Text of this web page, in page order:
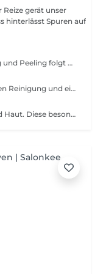
gerät unser
Spuren auf
Nach einer hauttypgerechten Reinigung und Peeling folgt das Entfernen von Hautunreinheiten für porentiefe Reinheit. Anschließend wird ein Wirkstoffkonzentrat oder eine Ampulle auf die Haut aufgetragen und zur Beruhigung der Haut nach der Ausreinigung folgt abschließend eine pflegende und feuchtigkeitsspendende Maske und die Abschlusspflege. Ohne Augenbrauenkorrektur
Die Behandlung beginnt mit einer sanften Reinigung und einem schonenden Peeling, gefolgt von einer gründlichen Tiefenreinigung. Anschließend werden die Augenbrauen in Form gebracht. Hochwertige Seren sowie eine pflegende Augen- und Lippenpflege versorgen Ihre Haut intensiv. Eine wohltuende Gesichts-, Hals- und Dekolletémassage lädt zum Entspannen ein, bevor eine individuell abgestimmte Maske und die abschließende Pflege das Behandlungserlebnis abrunden.
Tiefenentspannung für Körper, Geist und Haut. Diese besondere Behandlung wirkt gezielt auf Ihr Nervensystem und unterstützt Ihren Körper dabei, aus dem Stressmodus in einen Zustand tiefer Regeneration zu gelangen. Eine harmonische Kombination aus Aromatherapie, bewusster Atmung sowie einer intensiv entspannenden Streichmassage von Gesicht,Hals und Nacken führt zu tiefer Entspannung und innerer Ruhe. Das Nervensystem wird beruhigt, Stress wird spürbar reduziert und der Körper kann wieder in seine natürliche Balance finden. Das Ergebnis: ein Gefühl von Leichtigkeit, verbesserter Schlaf und eine sichtbar entspanntere, strahlende Haut. Lassen Sie los und erleben Sie, wie sich Entspannung auf allen Ebenen entfaltet. Je nach aktuellem Bedürfnis können Sie sich in dieser Behandlung zwischen einer regenerierenden Lichttherapie oder einer zusätzlichen Kopfmassage entscheiden.